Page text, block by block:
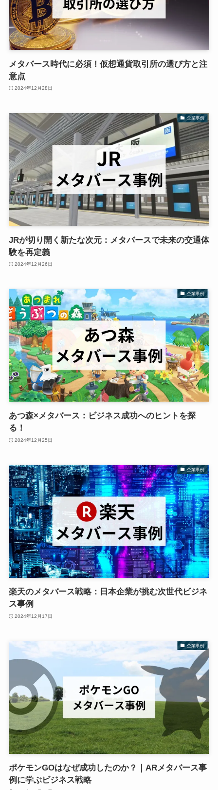
メタバース時代に必須！仮想通貨取引所の選び方と注
意点
2024年12月28日
企業事例
JRが切り開く新たな次元：メタバースで未来の交通体
験を再定義
2024年12月26日
企業事例
あつ森×メタバース：ビジネス成功へのヒントを探
る！
2024年12月25日
企業事例
楽天のメタバース戦略：日本企業が挑む次世代ビジネ
ス事例
2024年12月17日
企業事例
ポケモンGOはなぜ成功したのか？｜ARメタバース事
例に学ぶビジネス戦略